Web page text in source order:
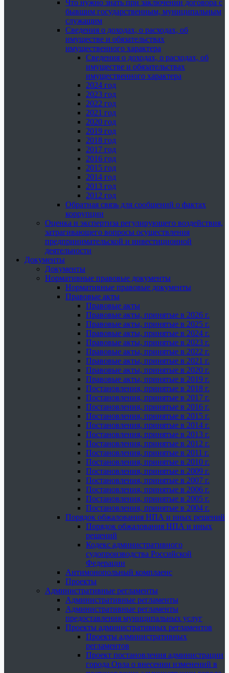
Что нужно знать при заключении договора с
бывшим государственным, муниципальным
служащим
Сведения о доходах, о расходах, об
имуществе и обязательствах
имущественного характера
Сведения о доходах, о расходах, об
имуществе и обязательствах
имущественного характера
2024 год
2023 год
2022 год
2021 год
2020 год
2019 год
2018 год
2017 год
2016 год
2015 год
2014 год
2013 год
2012 год
Обратная связь для сообщений о фактах
коррупции
Оценка и экспертиза регулирующего воздействия,
затрагивающего вопросы осуществления
предпринимательской и инвестиционной
деятельности
Документы
Документы
Нормативные правовые документы
Нормативные правовые документы
Правовые акты
Правовые акты
Правовые акты, принятые в 2026 г.
Правовые акты, принятые в 2025 г.
Правовые акты, принятые в 2024 г.
Правовые акты, принятые в 2023 г.
Правовые акты, принятые в 2022 г.
Правовые акты, принятые в 2021 г.
Правовые акты, принятые в 2020 г.
Правовые акты, принятые в 2019 г.
Постановления, принятые в 2018 г.
Постановления, принятые в 2017 г.
Постановления, принятые в 2016 г.
Постановления, принятые в 2015 г.
Постановления, принятые в 2014 г.
Постановления, принятые в 2013 г.
Постановления, принятые в 2012 г.
Постановления, принятые в 2011 г.
Постановления, принятые в 2010 г.
Постановления, принятые в 2009 г.
Постановления, принятые в 2007 г.
Постановления, принятые в 2006 г.
Постановления, принятые в 2005 г.
Постановления, принятые в 2004 г.
Порядок обжалования НПА и иных решений
Порядок обжалования НПА и иных
решений
Кодекс административного
судопроизводства Российской
Федерации
Антимонопольный комплаенс
Проекты
Административные регламенты
Административные регламенты
Административные регламенты
предоставления муниципальных услуг
Проекты административных регламентов
Проекты административных
регламентов
Проект постановления администрации
города Орла о внесении изменений в